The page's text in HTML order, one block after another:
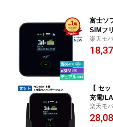
富士ソ
SIMフ
台数15
3Mbps
楽天モ
イルWi-
を選ん
【 セ
充電/
S SIM
続15台
楽天モ
を選ん
現 ネッ